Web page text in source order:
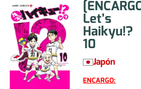
Let’s
Haikyu!?
10
Japón
ENCARGO: